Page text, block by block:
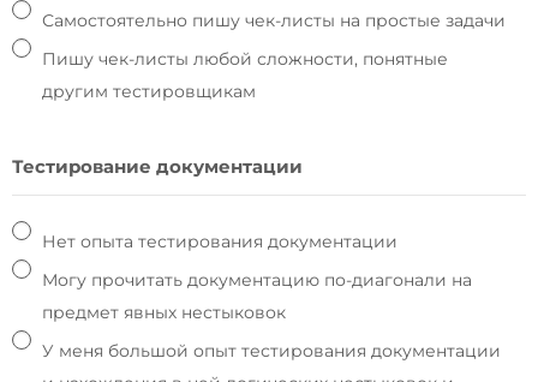
Самостоятельно пишу чек-листы на простые задачи
Пишу чек-листы любой сложности, понятные
другим тестировщикам
Тестирование документации
Нет опыта тестирования документации
Могу прочитать документацию по-диагонали на
предмет явных нестыковок
У меня большой опыт тестирования документации